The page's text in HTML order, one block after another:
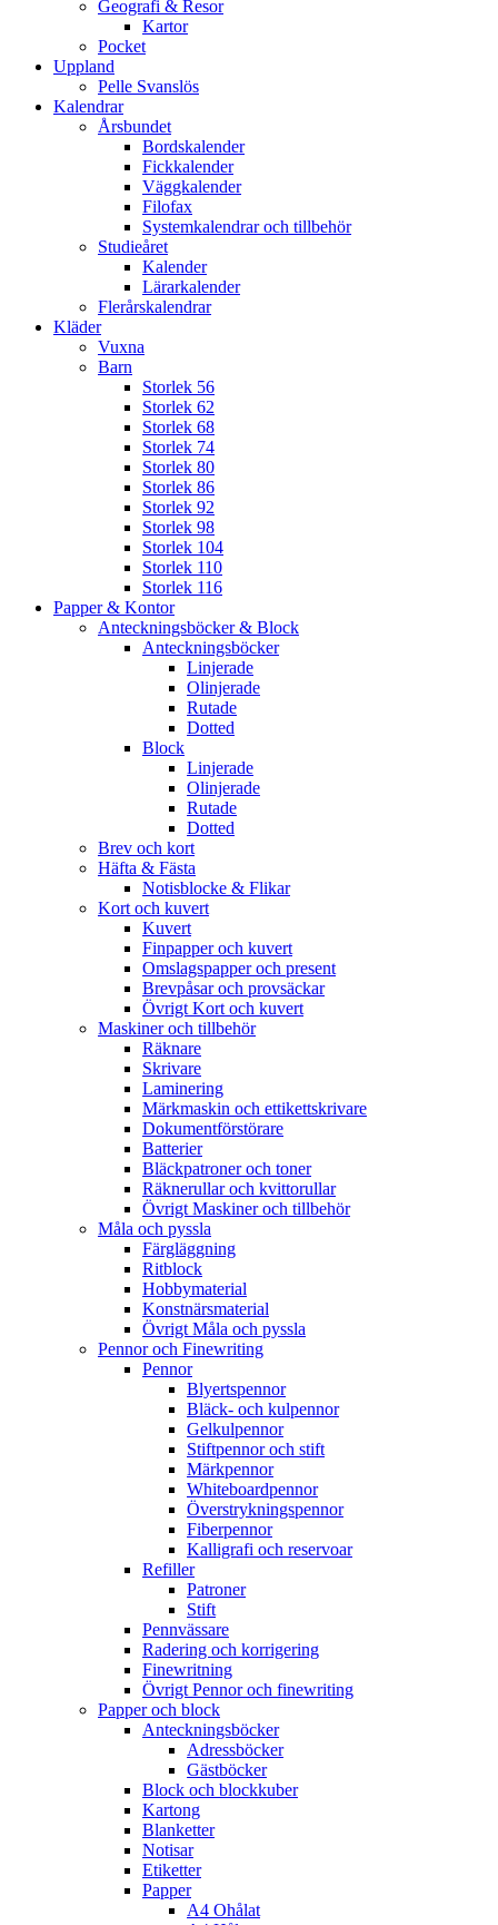
Geografi & Resor
Kartor
Pocket
Uppland
Pelle Svanslös
Kalendrar
Årsbundet
Bordskalender
Fickkalender
Väggkalender
Filofax
Systemkalendrar och tillbehör
Studieåret
Kalender
Lärarkalender
Flerårskalendrar
Kläder
Vuxna
Barn
Storlek 56
Storlek 62
Storlek 68
Storlek 74
Storlek 80
Storlek 86
Storlek 92
Storlek 98
Storlek 104
Storlek 110
Storlek 116
Papper & Kontor
Anteckningsböcker & Block
Anteckningsböcker
Linjerade
Olinjerade
Rutade
Dotted
Block
Linjerade
Olinjerade
Rutade
Dotted
Brev och kort
Häfta & Fästa
Notisblocke & Flikar
Kort och kuvert
Kuvert
Finpapper och kuvert
Omslagspapper och present
Brevpåsar och provsäckar
Övrigt Kort och kuvert
Maskiner och tillbehör
Räknare
Skrivare
Laminering
Märkmaskin och ettikettskrivare
Dokumentförstörare
Batterier
Bläckpatroner och toner
Räknerullar och kvittorullar
Övrigt Maskiner och tillbehör
Måla och pyssla
Färgläggning
Ritblock
Hobbymaterial
Konstnärsmaterial
Övrigt Måla och pyssla
Pennor och Finewriting
Pennor
Blyertspennor
Bläck- och kulpennor
Gelkulpennor
Stiftpennor och stift
Märkpennor
Whiteboardpennor
Överstrykningspennor
Fiberpennor
Kalligrafi och reservoar
Refiller
Patroner
Stift
Pennvässare
Radering och korrigering
Finewritning
Övrigt Pennor och finewriting
Papper och block
Anteckningsböcker
Adressböcker
Gästböcker
Block och blockkuber
Kartong
Blanketter
Notisar
Etiketter
Papper
A4 Ohålat